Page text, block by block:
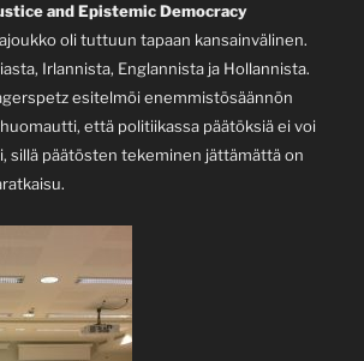
and Epistemic Democracy
oli tuttuun tapaan kansainvälinen.
Irlannista, Englannista ja Hollannista.
esitelmöi enemmistösäännön
että politiikassa päätöksiä ei voi
sillä päätösten tekeminen jättämättä on